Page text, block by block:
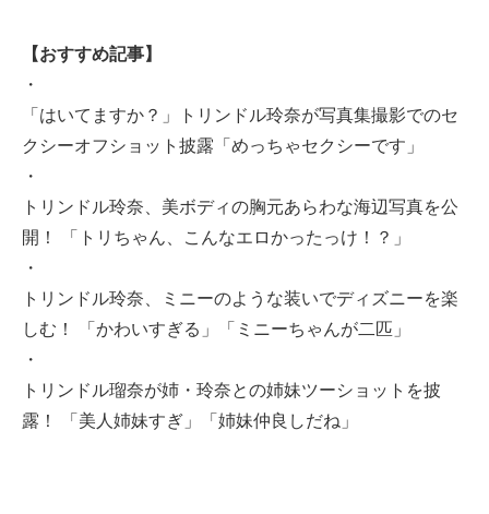
【おすすめ記事】
・
「はいてますか？」トリンドル玲奈が写真集撮影でのセ
クシーオフショット披露「めっちゃセクシーです」
・
トリンドル玲奈、美ボディの胸元あらわな海辺写真を公
開！ 「トリちゃん、こんなエロかったっけ！？」
・
トリンドル玲奈、ミニーのような装いでディズニーを楽
しむ！ 「かわいすぎる」「ミニーちゃんが二匹」
・
トリンドル瑠奈が姉・玲奈との姉妹ツーショットを披
露！ 「美人姉妹すぎ」「姉妹仲良しだね」